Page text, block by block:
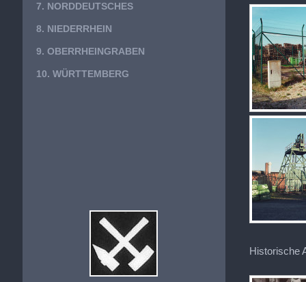
Historische
7. NORDDEUTSCHES
8. NIEDERRHEIN
9. OBERRHEINGRABEN
10. WÜRTTEMBERG